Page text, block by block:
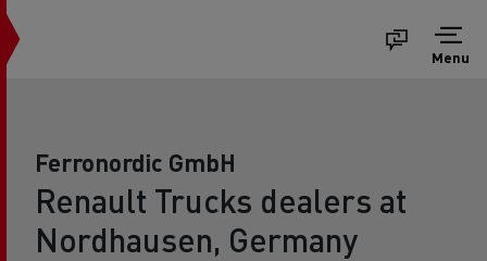
Menu
Ferronordic GmbH
Renault Trucks dealers at
Nordhausen, Germany